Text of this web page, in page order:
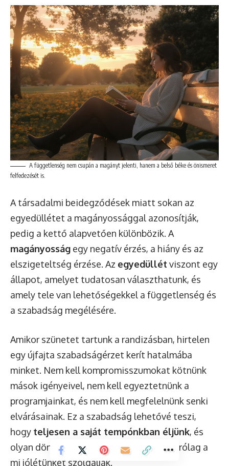
A függetlenség nem csupán a magányt jelenti, hanem a belső béke és önismeret
felfedezését is.
A társadalmi beidegződések miatt sokan az
egyedüllétet a magányossággal azonosítják,
pedig a kettő alapvetően különbözik. A
magányosság egy negatív érzés, a hiány és az
elszigeteltség érzése. Az egyedüllét viszont egy
állapot, amelyet tudatosan választhatunk, és
amely tele van lehetőségekkel a függetlenség és
a szabadság megélésére.
Amikor szünetet tartunk a randizásban, hirtelen
egy újfajta szabadságérzet kerít hatalmába
minket. Nem kell kompromisszumokat kötnünk
mások igényeivel, nem kell egyeztetnünk a
programjainkat, és nem kell megfelelnünk senki
elvárásainak. Ez a szabadság lehetővé teszi,
hogy teljesen a saját tempónkban éljünk, és
olyan döntéseket hozzunk, amelyek kizárólag a
mi jólétünket szolgálják.